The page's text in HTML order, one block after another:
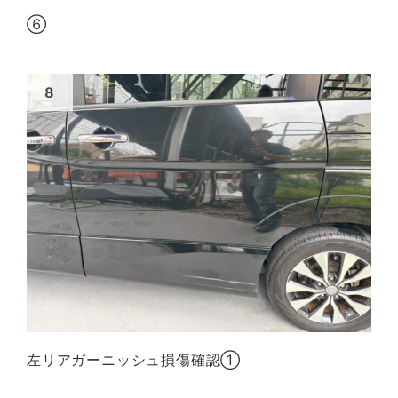
⑥
左リアガーニッシュ損傷確認①